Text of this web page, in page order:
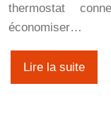
thermostat
économiser…
Lire la suite